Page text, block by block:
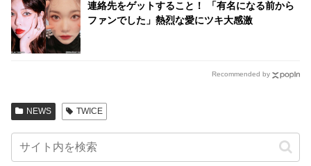
連絡先をゲットすること！ 「有名になる前から
ファンでした」熱烈な愛にツキ大感激
Recommended by
NEWS TWICE